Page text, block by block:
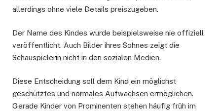
allerdings ohne viele Details preiszugeben.
Der Name des Kindes wurde beispielsweise nie offiziell
veröffentlicht. Auch Bilder ihres Sohnes zeigt die
Schauspielerin nicht in den sozialen Medien.
Diese Entscheidung soll dem Kind ein möglichst
geschütztes und normales Aufwachsen ermöglichen.
Gerade Kinder von Prominenten stehen häufig früh im